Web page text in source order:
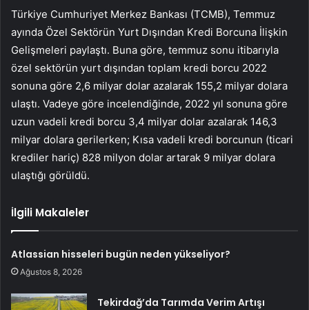
Türkiye Cumhuriyet Merkez Bankası (TCMB), Temmuz
ayında Özel Sektörün Yurt Dışından Kredi Borcuna İlişkin
Gelişmeleri paylaştı. Buna göre, temmuz sonu itibarıyla
özel sektörün yurt dışından toplam kredi borcu 2022
sonuna göre 2,6 milyar dolar azalarak 155,2 milyar dolara
ulaştı. Vadeye göre incelendiğinde, 2022 yıl sonuna göre
uzun vadeli kredi borcu 3,4 milyar dolar azalarak 146,3
milyar dolara gerilerken; Kısa vadeli kredi borcunun (ticari
krediler hariç) 828 milyon dolar artarak 9 milyar dolara
ulaştığı görüldü.
İlgili Makaleler
Atlassian hisseleri bugün neden yükseliyor?
Ağustos 8, 2026
Tekirdağ’da Tarımda Verim Artışı